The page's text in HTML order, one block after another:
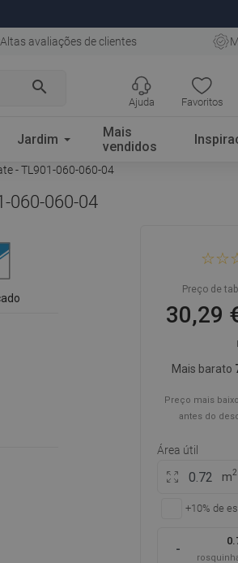
Altas avaliações de clientes
search
Favoritos
Ajuda
Jardim
Mais
vendidos
- TL901-060-060-04
060-060-04
terraço
mate -
Preço de
30,29
Mais barato
Preço mais
antes do
Área útil
m2
+10% de
-